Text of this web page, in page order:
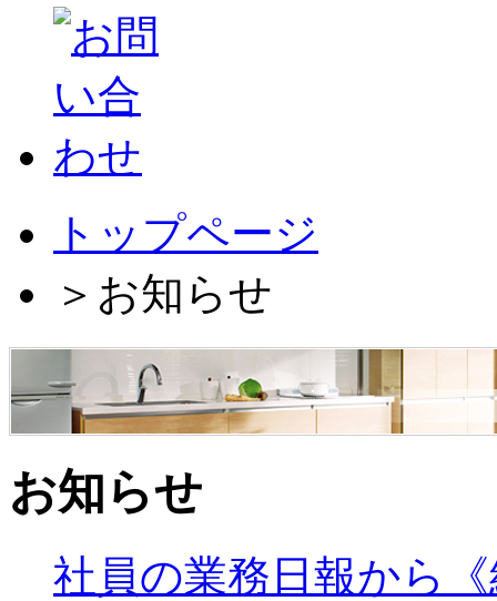
トップページ
＞ お知らせ
お知らせ
社員の業務日報から